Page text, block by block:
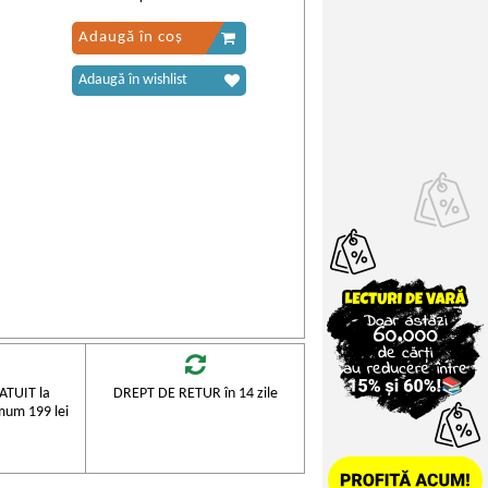
Adaugă în coș
Adaugă în wishlist
la
199 lei
DREPT DE RETUR în 14 zile